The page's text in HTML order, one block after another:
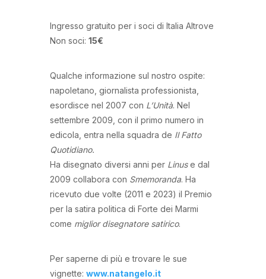
Ingresso gratuito per i soci di Italia Altrove
Non soci: 15€
Qualche informazione sul nostro ospite:
napoletano, giornalista professionista,
esordisce nel 2007 con L’Unità. Nel
settembre 2009, con il primo numero in
edicola, entra nella squadra de Il Fatto
Quotidiano.
Ha disegnato diversi anni per Linuse dal
2009 collabora con Smemoranda. Ha
ricevuto due volte (2011 e 2023) il Premio
per la satira politica di Forte dei Marmi
come miglior disegnatore satirico.
Per saperne di più e trovare le sue
vignette: www.natangelo.it